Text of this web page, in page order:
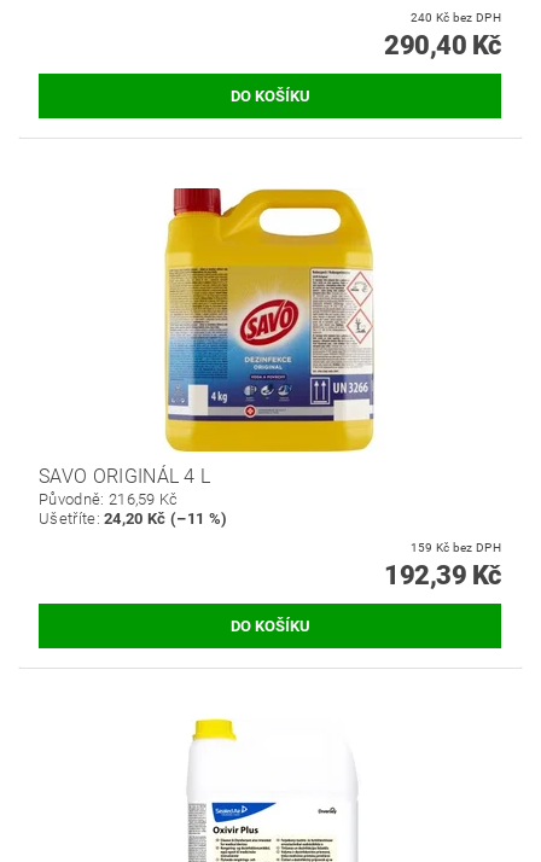
240 Kč bez DPH
290,40 Kč
SAVO ORIGINÁL 4 L
Původně: 216,59 Kč
Ušetříte:24,20 Kč (–11 %)
159 Kč bez DPH
192,39 Kč